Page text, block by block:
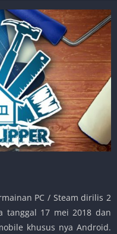
PC / Steam dirilis 2
tanggal 17 mei 2018 dan
khusus nya Android.